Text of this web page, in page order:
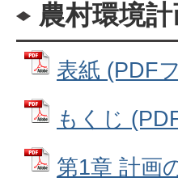
農村環境計
表紙 (PDF
もくじ
第1章 計画